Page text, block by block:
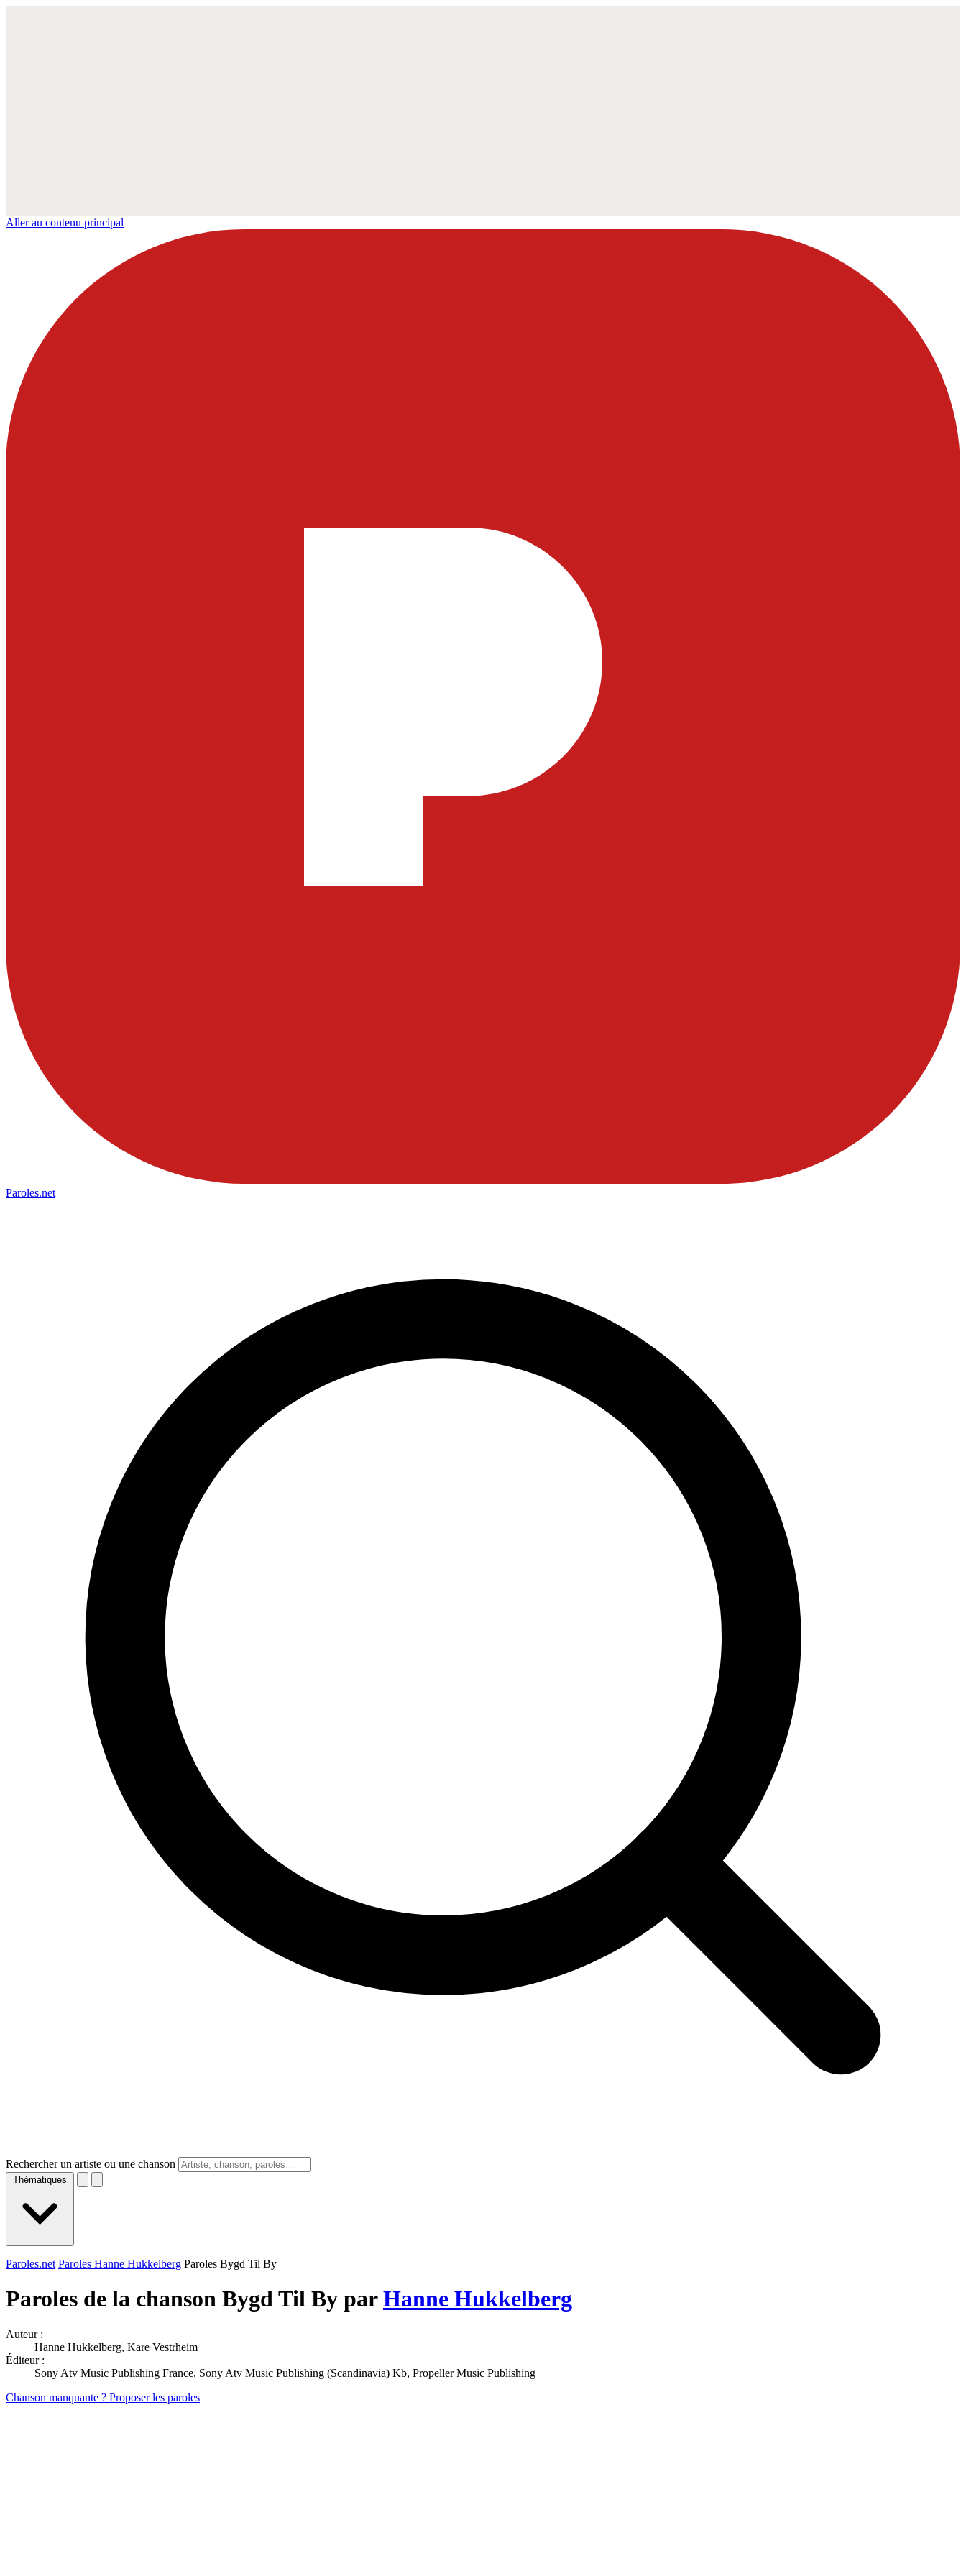
Aller au contenu principal
Paroles.net
Rechercher un artiste ou une chanson
Thématiques
Paroles.net Paroles Hanne Hukkelberg Paroles Bygd Til By
Paroles de la chanson Bygd Til By parHanne Hukkelberg
Auteur :
Hanne Hukkelberg, Kare Vestrheim
Éditeur :
Sony Atv Music Publishing France, Sony Atv Music Publishing (Scandinavia) Kb, Propeller Music Publishing
Chanson manquante ? Proposer les paroles